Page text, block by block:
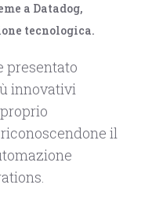
a Datadog,
tecnologica.
presentato
innovativi
il